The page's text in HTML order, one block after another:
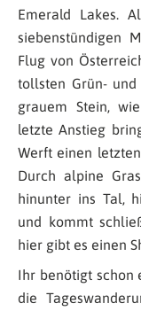
Emerald Lakes.
siebenstündigen
Flug von
tollsten Grün-
grauem Stein,
letzte Anstieg
Werft einen
Durch alpine
hinunter ins Tal,
und kommt
hier gibt es einen
Ihr benötigt schon
die